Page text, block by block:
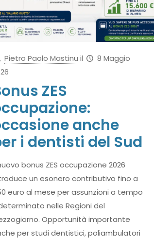
Pietro Paolo Mastinu il
8 Maggio
ZES
anche
i dentisti del Sud
bonus ZES occupazione 2026
un esonero contributivo fino a
euro al mese per assunzioni a tempo
nelle Regioni del
Opportunità importante
per studi dentistici, poliambulatori